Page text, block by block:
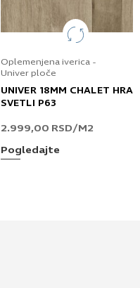
Oplemenjena iverica -
Univer ploče
UNIVER 18MM CHALET
SVETLI P63
2.999,00 RSD/M2
Pogledajte